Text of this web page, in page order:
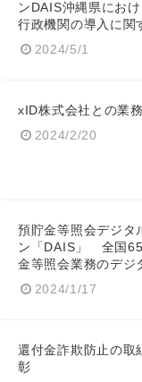
ンDAIS沖縄県にお
行政機関の導入に関
2024/5/1
xID株式会社との業
2024/2/20
預貯金等照会デジタ
ン「DAIS」 全国
金等照会業務のデジ
2024/1/17
還付金詐欺防止の
彰